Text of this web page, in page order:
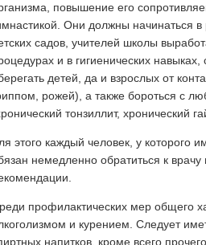
повышение его
Они должны начинаться
садов, учителей школы
и в гигиенических
детей, да и взрослых от
рожей), а также бороться с
тонзиллит, хронический
этого каждый человек, у которого
немедленно обратиться к
профилактических мер общего
и курением. Следует
напитков, кроме всего